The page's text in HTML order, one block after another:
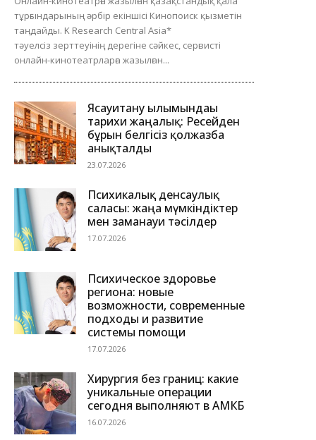
тұрғындарының әрбір екіншісі Кинопоиск қызметін
таңдайды. K Research Central Asia*
тәуелсіз зерттеуінің дерегіне сәйкес, сервисті
онлайн-кинотеатрларға жазылған...
Ясауитану ғылымындағы
тарихи жаңалық: Ресейден
бұрын белгісіз қолжазба
анықталды
23.07.2026
Психикалық денсаулық
саласы: жаңа мүмкіндіктер
мен заманауи тәсілдер
17.07.2026
Психическое здоровье
региона: новые
возможности, современные
подходы и развитие
системы помощи
17.07.2026
Хирургия без границ: какие
уникальные операции
сегодня выполняют в АМКБ
16.07.2026